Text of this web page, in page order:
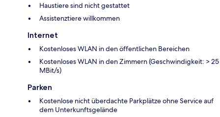
Haustiere sind nicht gestattet
Assistenztiere willkommen
Internet
Kostenloses WLAN in den öffentlichen Bereichen
Kostenloses WLAN in den Zimmern (Geschwindigkeit: > 25
MBit/s)
Parken
Kostenlose nicht überdachte Parkplätze ohne Service auf
dem Unterkunftsgelände